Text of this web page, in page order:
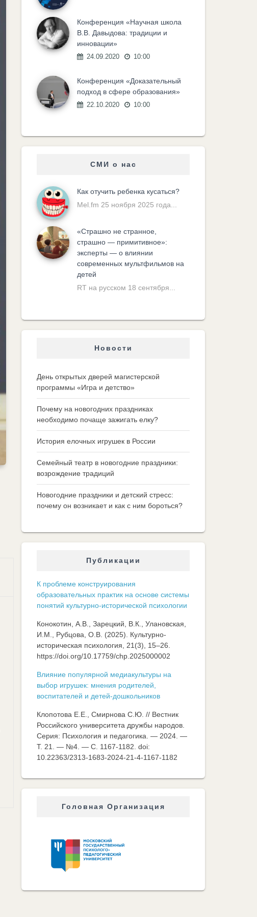
Конференция «Научная школа
В.В. Давыдова: традиции и
инновации»
24.09.2020 10:00
Конференция «Доказательный
подход в сфере образования»
22.10.2020 10:00
СМИ о нас
Как отучить ребенка кусаться?
Mel.fm 25 ноября 2025 года...
«Cтрашно не странное,
страшно — примитивное»:
эксперты — о влиянии
современных мультфильмов на
детей
RT на русском 18 сентября...
Новости
День открытых дверей магистерской
программы «Игра и детство»
Почему на новогодних праздниках
необходимо почаще зажигать елку?
История елочных игрушек в России
Семейный театр в новогодние праздники:
возрождение традиций
Новогодние праздники и детский стресс:
почему он возникает и как с ним бороться?
Публикации
К проблеме конструирования
образовательных практик на основе системы
понятий культурно-исторической психологии
Конокотин, А.В., Зарецкий, В.К., Улановская,
И.М., Рубцова, О.В. (2025). Культурно-
историческая психология, 21(3), 15–26.
https://doi.org/10.17759/chp.2025000002
Влияние популярной медиакультуры на
выбор игрушек: мнения родителей,
воспитателей и детей-дошкольников
Клопотова Е.Е., Смирнова С.Ю. // Вестник
Российского университета дружбы народов.
Серия: Психология и педагогика. — 2024. —
Т. 21. — №4. — C. 1167-1182. doi:
10.22363/2313-1683-2024-21-4-1167-1182
Головная Организация